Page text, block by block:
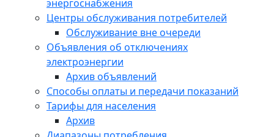
энергоснабжения
Центры обслуживания потребителей
Обслуживание вне очереди
Объявления об отключениях
электроэнергии
Архив объявлений
Способы оплаты и передачи показаний
Тарифы для населения
Архив